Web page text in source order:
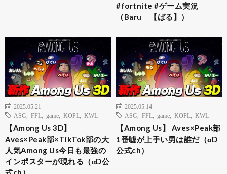
#fortnite #ゲーム実況
（Baru 【ばる】）
2025.05.21
ASG
FFL game KOPL KWL
【Among Us 3D】
Aves×Peak部×TikTok部の大
人気Among Us今日も最強の
インポスターが現れる（αD公
2025.05.14
ASG
FFL game KOPL KWL
【Among Us】 Aves×Peak部
1番嘘が上手い男は誰だ（αD
公式ch）